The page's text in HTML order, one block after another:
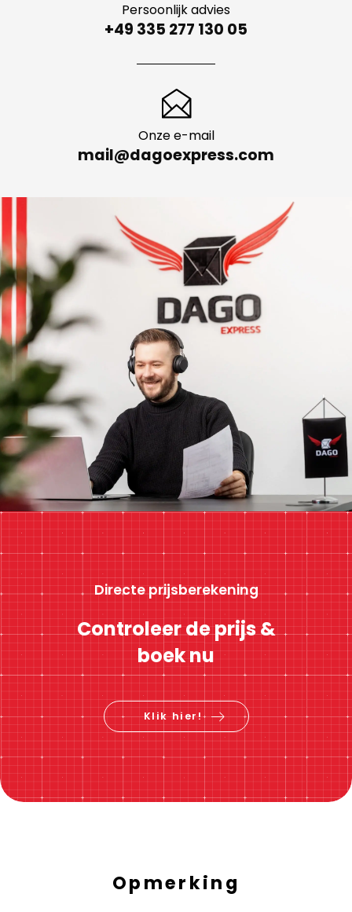
Persoonlijk advies
+49 335 277 130 05
Onze e-mail
mail@dagoexpress.com
Directe prijsberekening
Controleer de prijs &
boek nu
Klik hier!
Opmerking